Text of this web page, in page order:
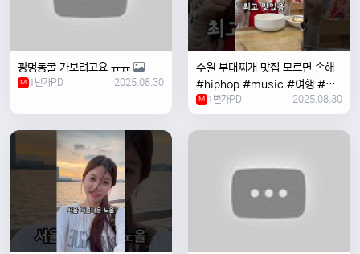
광명동굴 가보려고요 ㅠㅠ
M 1번가PD 2025.08.30
수원 부대찌개 맛집 모르면 손해
#hiphop #music #여행 #맛
집 #수원 #한국여행 #베트남여
자 #혼자여행
M 1번가PD 2025.08.30